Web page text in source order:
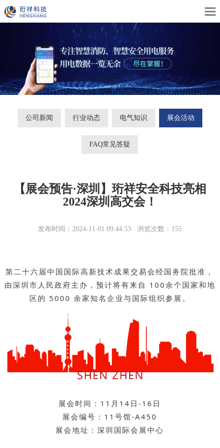
公司新闻 行业动态 电气知识 展会活动
FAQ常见答疑
【展会预告·深圳】珩祥安全科技亮相
2024深圳高交会！
发布时间：2024-11-01 09:44:53 浏览次数：155
第二十六届中国国际高新技术成果交易会经国务院批准，
由深圳市人民政府主办，预计将有来自 100余个国家和地
区的 5000 余家知名企业与国际组织参展。
展会时间：11月14日-16日
展会编号 ：11号馆-A450
展会地址：深圳国际会展中心